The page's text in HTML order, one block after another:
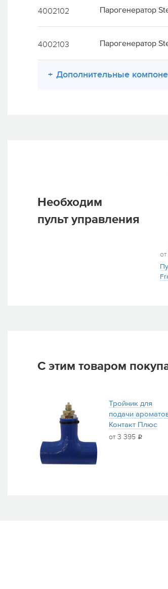
4002102 Парогенератор
4002103 Парогенератор
+ Дополнительные
Необходим
пульт управления
С этим товаром
Тройник для
подачи
Контакт Плюс
от 3 395 i